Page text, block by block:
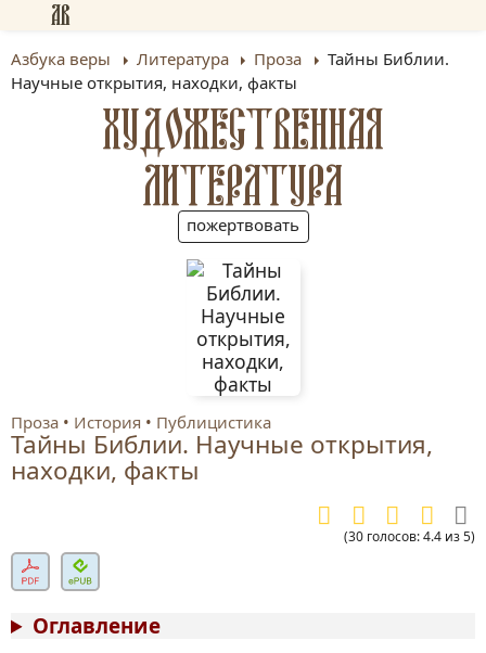
Азбука веры Литература Проза
Тайны Библии.
Научные открытия, находки, факты
ХУДОЖЕСТВЕННАЯ
ЛИТЕРАТУРА
пожертвовать
Проза История Публицистика
Тайны Библии. Научные открытия,
находки, факты
(30 голосов:4.4 из5)
Оглавление